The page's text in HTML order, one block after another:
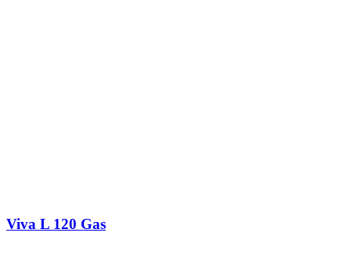
Viva L 120 Gas